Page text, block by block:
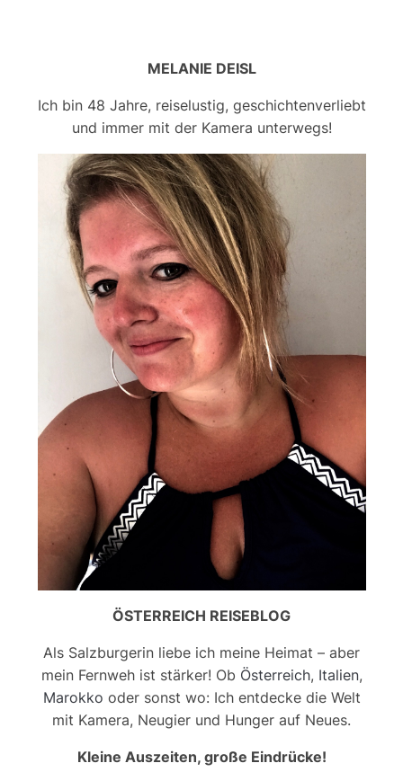
MELANIE DEISL
Ich bin 48 Jahre, reiselustig, geschichtenverliebt
und immer mit der Kamera unterwegs!
ÖSTERREICH REISEBLOG
Als Salzburgerin liebe ich meine Heimat – aber
mein Fernweh ist stärker! Ob Österreich, Italien,
Marokko oder sonst wo: Ich entdecke die Welt
mit Kamera, Neugier und Hunger auf Neues.
Kleine Auszeiten, große Eindrücke!